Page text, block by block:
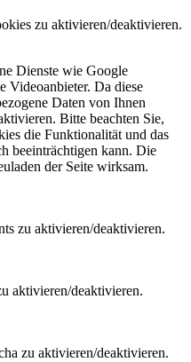
zu aktivieren/deaktivieren.
Dienste wie Google
Videoanbieter. Da diese
Daten von Ihnen
Bitte beachten Sie,
die Funktionalität und das
beeinträchtigen kann. Die
der Seite wirksam.
zu aktivieren/deaktivieren.
aktivieren/deaktivieren.
zu aktivieren/deaktivieren.